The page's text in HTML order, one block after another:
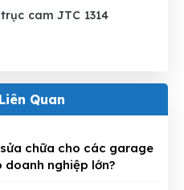
cam JTC 1314
Quan
chữa cho các garage
nghiệp lớn?